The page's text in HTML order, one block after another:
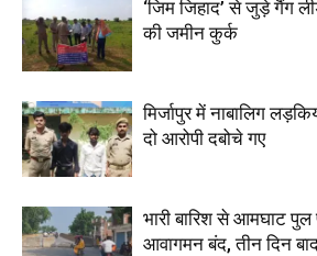
‘जिम जिहाद’ से जुड़े गैंग
की जमीन कुर्क
मिर्जापुर में नाबालिग
दो आरोपी दबोचे गए
भारी बारिश से आमघाट पुल
आवागमन बंद, तीन दिन